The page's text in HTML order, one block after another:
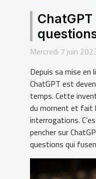
Mercredi 7 juin
Depuis sa mise en
ChatGPT est
temps. Cette
du moment et fait
interrogations.
pencher sur
questions qui